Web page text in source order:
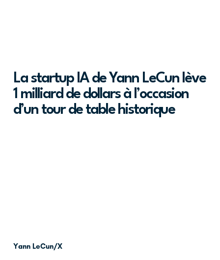
La startup IA de Yann LeCun lève
1 milliard de dollars à l’occasion
d’un tour de table historique
Yann LeCun/X